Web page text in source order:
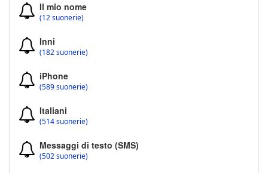
Il mio nome
(12 suonerie)
Inni
(182 suonerie)
iPhone
(589 suonerie)
Italiani
(514 suonerie)
Messaggi di testo (SMS)
(502 suonerie)